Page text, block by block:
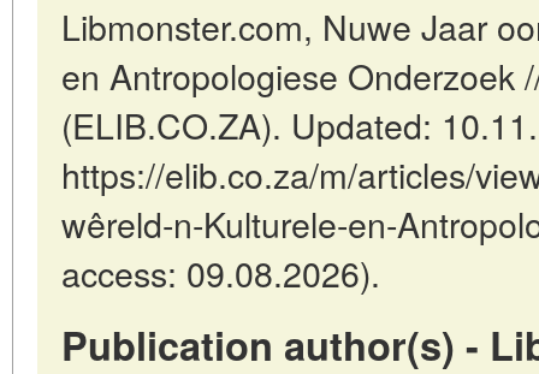
Libmonster.com, Nuwe Jaar
en Antropologiese Onderzoek
(ELIB.CO.ZA). Updated:
https://elib.co.za/m/articles/
wêreld-n-Kulturele-en-
access: 09.08.2026).
Publication author(s) -